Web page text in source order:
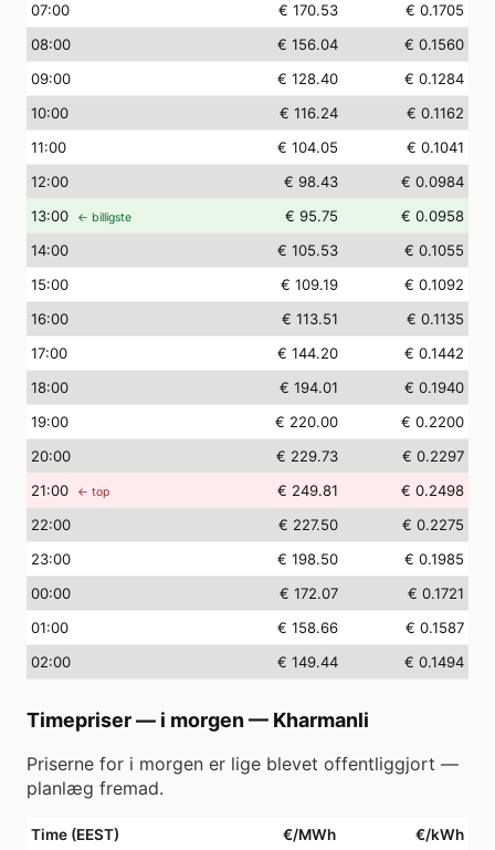
07:00 € 170.53
€ 0.1705
08:00 € 156.04
€ 0.1560
09:00 € 128.40
€ 0.1284
10:00 € 116.24
€ 0.1162
11:00 € 104.05
€ 0.1041
12:00 € 98.43
€ 0.0984
13:00 ← billigste € 95.75
€ 0.0958
14:00 € 105.53
€ 0.1055
15:00 € 109.19
€ 0.1092
16:00 € 113.51
€ 0.1135
17:00 € 144.20
€ 0.1442
18:00 € 194.01
€ 0.1940
19:00 € 220.00
€ 0.2200
20:00 € 229.73
€ 0.2297
21:00 ← top € 249.81
€ 0.2498
22:00 € 227.50
€ 0.2275
23:00 € 198.50
€ 0.1985
00:00 € 172.07
€ 0.1721
01:00 € 158.66
€ 0.1587
02:00 € 149.44 € 0.1494
Timepriser — i morgen — Kharmanli
Priserne for i morgen er lige blevet offentliggjort —
planlæg fremad.
Time (EEST) €/MWh €/kWh